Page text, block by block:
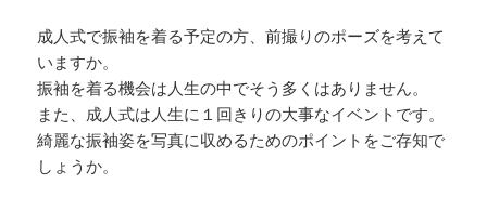
成人式で振袖を着る予定の方、前撮りのポーズを考えて
いますか。
振袖を着る機会は人生の中でそう多くはありません。
また、成人式は人生に１回きりの大事なイベントです。
綺麗な振袖姿を写真に収めるためのポイントをご存知で
しょうか。